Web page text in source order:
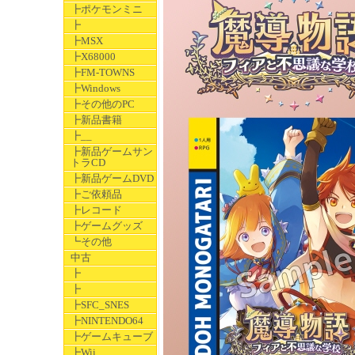
┣ポケモンミニ
┣
┣MSX
┣X68000
┣FM-TOWNS
┣Windows
┣その他のPC
┣新品書籍
┣__
┣新品ゲームサン
トラCD
┣新品ゲームDVD
┣ご依頼品
┣レコード
┣ゲームグッズ
┗その他
中古
┣
┣
┣SFC_SNES
┣NINTENDO64
┣ゲームキューブ
┣Wii